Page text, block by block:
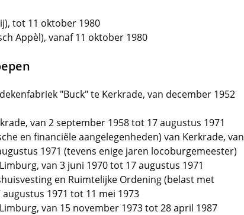
tot 11 oktober 1980
Appèl), vanaf 11 oktober 1980
"Buck" te Kerkrade, van december 1952
van 2 september 1958 tot 17 augustus 1971
en financiële aangelegenheden) van Kerkrade, van
1971 (tevens enige jaren locoburgemeester)
van 3 juni 1970 tot 17 augustus 1971
en Ruimtelijke Ordening (belast met
1971 tot 11 mei 1973
van 15 november 1973 tot 28 april 1987